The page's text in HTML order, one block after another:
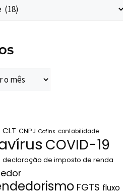
CLT CNPJ Cofins contabilidade
COVID-19
declaração de imposto de renda
FGTS fluxo